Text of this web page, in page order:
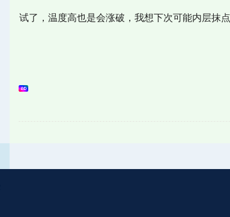
试了，温度高也是会涨破，我想下次可能内层抹